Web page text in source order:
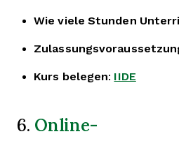
Wie viele Stunden
Kurs belegen: IIDE
6. Online-